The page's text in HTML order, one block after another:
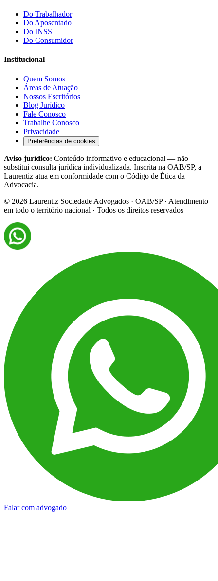
Do Trabalhador
Do Aposentado
Do INSS
Do Consumidor
Institucional
Quem Somos
Áreas de Atuação
Nossos Escritórios
Blog Jurídico
Fale Conosco
Trabalhe Conosco
Privacidade
Preferências de cookies
Aviso jurídico: Conteúdo informativo e educacional — não
substitui consulta jurídica individualizada. Inscrita na OAB/SP, a
Laurentiz atua em conformidade com o Código de Ética da
Advocacia.
© 2026 Laurentiz Sociedade Advogados · OAB/SP · Atendimento
em todo o território nacional · Todos os direitos reservados
Falar com advogado